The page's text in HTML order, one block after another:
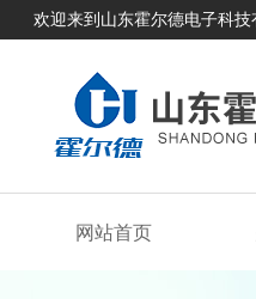
欢迎来到山东霍尔德电子科技
网站首页